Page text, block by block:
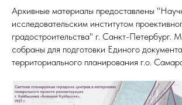
Архивные материалы предоставлены
исследовательским институтом
градостроительства" г. Санкт-Петербург.
собраны для подготовки Единого документа
территориального планирования г.о.